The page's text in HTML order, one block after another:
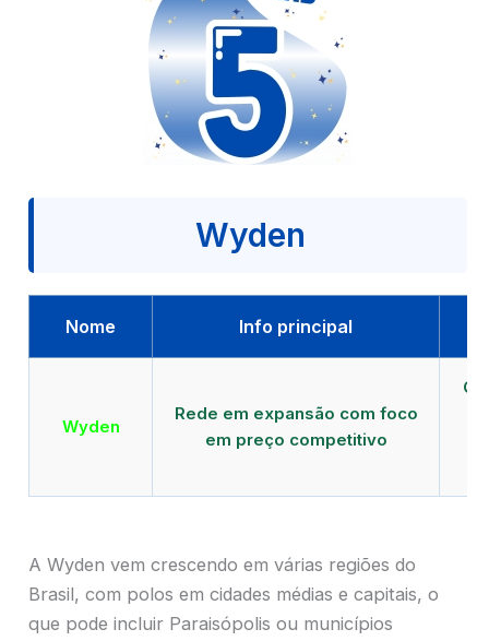
Wyden
Nome Info principal
Wyden
Rede em expansão com foco
em preço competitivo
A Wyden vem crescendo em várias regiões do
Brasil, com polos em cidades médias e capitais, o
que pode incluir Paraisópolis ou municípios